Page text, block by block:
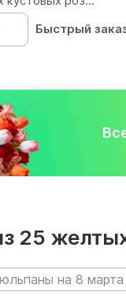
Быстрый
25
на 8 марта